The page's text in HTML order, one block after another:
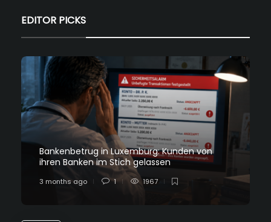
EDITOR PICKS
Bankenbetrug in Luxemburg: Kunden von
ihren Banken im Stich gelassen
3 months ago 1 1967